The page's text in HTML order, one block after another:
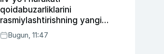
qoidabuzarliklarini
rasmiylashtirishning yangi
tartibini taklif qildi
Bugun, 11:47